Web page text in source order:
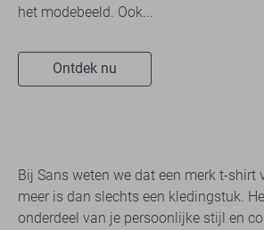
het modebeeld. Ook...
Ontdek nu
Bij Sans weten we dat een merk t-shirt
meer is dan slechts een kledingstuk.
onderdeel van je persoonlijke stijl en